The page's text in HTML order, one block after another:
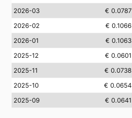
2026-03
€ 0.0787
2026-02
€ 0.1066
2026-01
€ 0.1063
2025-12
€ 0.0601
2025-11
€ 0.0738
2025-10
€ 0.0654
2025-09
€ 0.0641